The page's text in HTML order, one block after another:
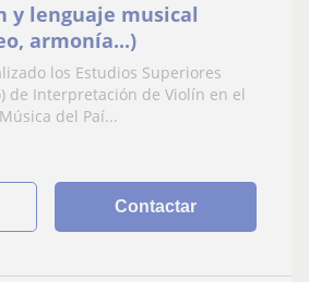
y lenguaje musical
armonía...)
los Estudios Superiores
de Interpretación de Violín en el
del Paí...
Contactar